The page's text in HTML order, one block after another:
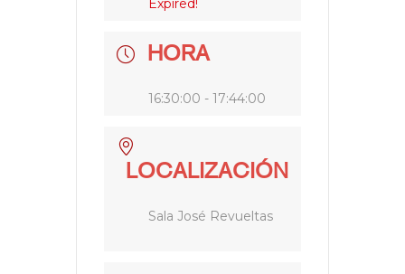
Expired!
HORA
16:30:00 - 17:44:00
LOCALIZACIÓN
Sala José Revueltas